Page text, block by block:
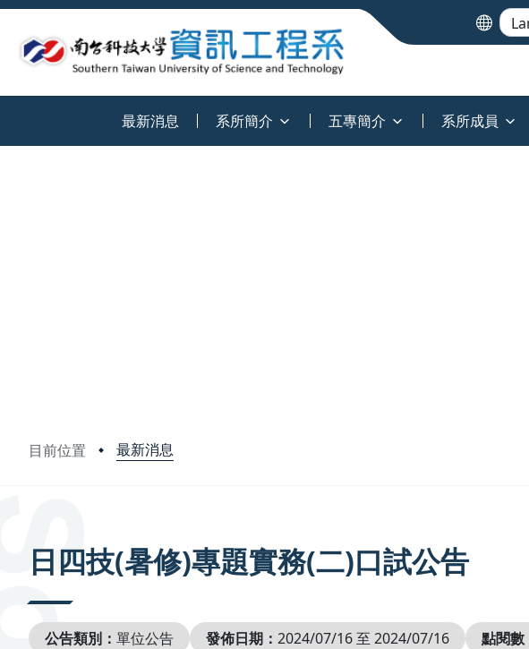
最新消息 系所簡介 五專簡介 系所成員
目前位置 最新消息
日四技(暑修)專題實務(二)口試公告
公告類別： 單位公告 發佈日期： 2024/07/16 至 2024/07/16 點閱數